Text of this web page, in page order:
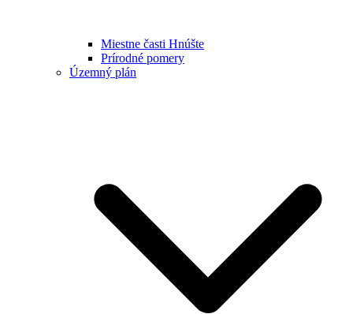
Miestne časti Hnúšte
Prírodné pomery
Územný plán